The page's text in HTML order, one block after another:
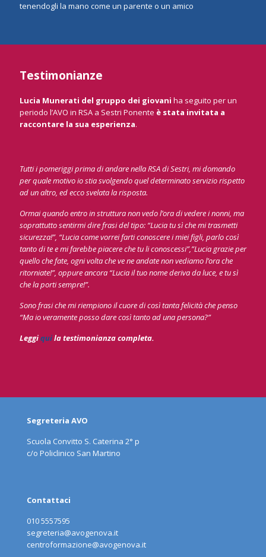
tenendogli la mano come un parente o un amico
Testimonianze
Lucia Munerati del gruppo dei giovani ha seguito per un
periodo l’AVO in RSA a Sestri Ponente è stata invitata a
raccontare la sua esperienza.
Tutti i pomeriggi prima di andare nella RSA di Sestri, mi domando
per quale motivo io stia svolgendo quel determinato servizio rispetto
ad un altro, ed ecco svelata la risposta.
Ormai quando entro in struttura non vedo l’ora di vedere i nonni, ma
soprattutto sentirmi dire frasi del tipo: “Lucia tu sì che mi trasmetti
sicurezza!”, “Lucia come vorrei farti conoscere i miei figli, parlo così
tanto di te e mi farebbe piacere che tu li conoscessi”,”Lucia grazie per
quello che fate, ogni volta che ve ne andate non vediamo l’ora che
ritorniate!”, oppure ancora “Lucia il tuo nome deriva da luce, e tu sì
che la porti sempre!”.
Sono frasi che mi riempiono il cuore di così tanta felicità che penso
“Ma io veramente posso dare così tanto ad una persona?”
Leggiquila testimonianza completa.
Segreteria AVO
Scuola Convitto S. Caterina 2° p
c/o Policlinico San Martino
Contattaci
010 5557595
segreteria@avogenova.it
centroformazione@avogenova.it